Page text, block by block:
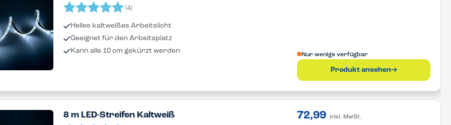
Bewertung: (4)
Helles kaltweißes Arbeitslicht
Geeignet für den Arbeitsplatz
Kann alle 10 cm gekürzt werden
Nur wenige verfügbar
Produkt ansehen
8 m LED-Streifen Kaltweiß 72,99 inkl. MwSt.